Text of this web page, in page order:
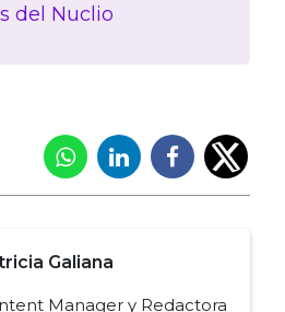
del Nuclio
Galiana
Manager y Redactora